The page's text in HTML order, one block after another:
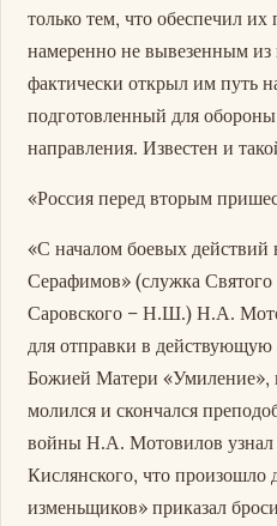
только тем, что обеспечил их
намеренно не вывезенным из
фактически открыл им путь
подготовленный для
направления. Известен и
«Россия перед вторым
«С началом боевых действий
Серафимов» (служка
Саровского – Н.Ш.) Н.А.
для отправки в
Божией Матери «Умиление»,
молился и скончался
войны Н.А. Мотовилов
Кислянского, что
изменьщиков» приказал